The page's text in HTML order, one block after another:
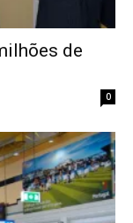
de
0